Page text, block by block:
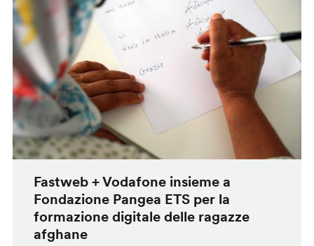
Fastweb + Vodafone insieme a
Fondazione Pangea ETS per la
formazione digitale delle ragazze
afghane